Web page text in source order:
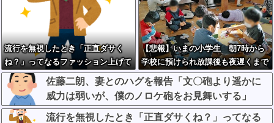
流行を無視したとき「正直ダサく
ね？」ってなるファッション上げて
け
【悲報】いまの小学生 朝7時から
学校に預けられ放課後も夜遅くまで
学童に預けられる生活をしていたw
wwwwwwwwwwwww
佐藤二朗、妻とのハグを報告「文〇砲より遥かに
威力は弱いが、僕のノロケ砲をお見舞いする」
流行を無視したとき「正直ダサくね？」ってなる